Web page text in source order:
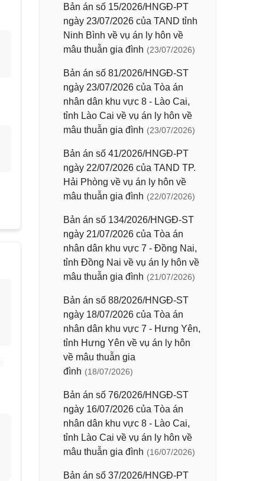
Bản án số 15/2026/HNGĐ-PT
ngày 23/07/2026 của TAND tỉnh
Ninh Bình về vụ án ly hôn về
mâu thuẫn gia đình (23/07/2026)
Bản án số 81/2026/HNGĐ-ST
ngày 23/07/2026 của Tòa án
nhân dân khu vực 8 - Lào Cai,
tỉnh Lào Cai về vụ án ly hôn về
mâu thuẫn gia đình (23/07/2026)
Bản án số 41/2026/HNGĐ-PT
ngày 22/07/2026 của TAND TP.
Hải Phòng về vụ án ly hôn về
mâu thuẫn gia đình (22/07/2026)
Bản án số 134/2026/HNGĐ-ST
ngày 21/07/2026 của Tòa án
nhân dân khu vực 7 - Đồng Nai,
tỉnh Đồng Nai về vụ án ly hôn về
mâu thuẫn gia đình (21/07/2026)
Bản án số 88/2026/HNGĐ-ST
ngày 18/07/2026 của Tòa án
nhân dân khu vực 7 - Hưng Yên,
tỉnh Hưng Yên về vụ án ly hôn
về mâu thuẫn gia
đình (18/07/2026)
Bản án số 76/2026/HNGĐ-ST
ngày 16/07/2026 của Tòa án
nhân dân khu vực 8 - Lào Cai,
tỉnh Lào Cai về vụ án ly hôn về
mâu thuẫn gia đình (16/07/2026)
Bản án số 37/2026/HNGĐ-PT